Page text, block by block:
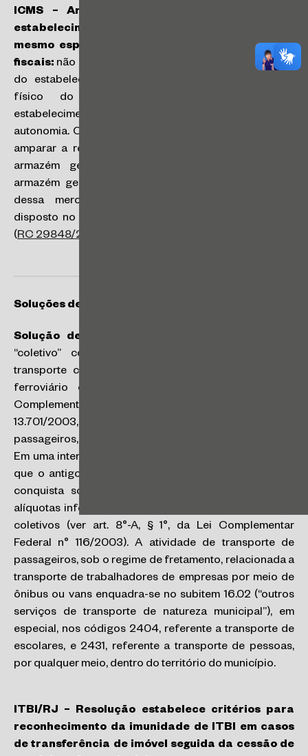
ICMS – Armazém geral – Funcionamento do
estabelecimento depositante e depositário no
mesmo espaço físico – Emissão de documentos
fiscais: não há impedimento legal para funcionamento
do estabelecimento depositante no mesmo espaço
físico do armazém geral, desde que os
estabelecimentos conservem sua individualidade e
autonomia. O depositante deve emitir Nota Fiscal para
amparar a remessa de mercadoria para depósito no
armazém geral (depositário), bem como deve o
armazém geral emitir Nota Fiscal relativa ao retorno
dessa mercadoria ao depositante, observado o
disposto no Capítulo II do Anexo VII do RICMS/2000
(RC 29848/2024
Soluções de Consulta ISS/SP
Solução de Consulta SF/DEJUG nº
“coletivo” contido no subitem 16.01 (Serviços de
transporte coletivo municipal rodoviário, metroviário,
ferroviário e aquaviário de passageiros) da Lei
Complementar Federal n° 116/2003, replicado na Lei n°
13.701/2003, não está relacionado à quantidade de
passageiros, mas à natureza pública desse transporte.
Em uma interpretação de natureza histórica, conclui-se
que o antigo item 16 foi cindido em um momento de
conquista social que levou a tributação a permitir
alíquotas inferiores a 2% para os transportes públicos
coletivos (ver art. 8°-A, § 1°, da Lei Complementar
Federal n° 116/2003). A atividade de transporte de
passageiros, sob o regime de fretamento, relacionada a
transporte de trabalhadores de empresas por meio de
ônibus ou vans enquadra-se no subitem 16.02 (“outros
serviços de transporte de natureza municipal”), em
especial, nos códigos 2404, referente a transporte de
escolares, e 2431, referente a transporte de pessoas,
por qualquer meio, dentro do território do município.
ITBI/RJ – Resolução estabelece critérios para
reconhecimento da imunidade de ITBI em casos
de transferência de imóvel seguida da cessão de